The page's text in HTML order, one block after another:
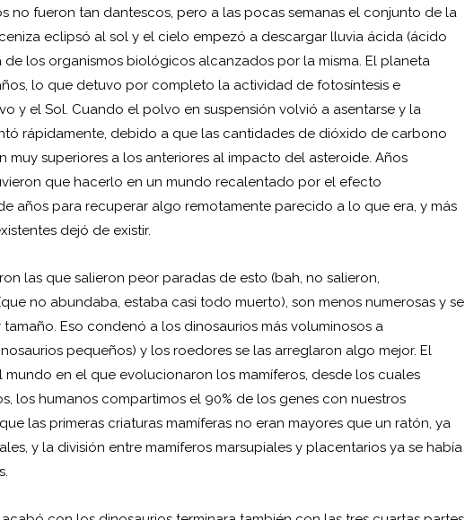
no fueron tan dantescos, pero a las pocas semanas el conjunto de la
eclipsó al sol y el cielo empezó a descargar lluvia ácida (ácido
los organismos biológicos alcanzados por la misma. El planeta
lo que detuvo por completo la actividad de fotosíntesis e
y el Sol. Cuando el polvo en suspensión volvió a asentarse y la
rápidamente, debido a que las cantidades de dióxido de carbono
muy superiores a los anteriores al impacto del asteroide. Años
que hacerlo en un mundo recalentado por el efecto
años para recuperar algo remotamente parecido a lo que era, y más
dejó de existir.
las que salieron peor paradas de esto (bah, no salieron,
no abundaba, estaba casi todo muerto), son menos numerosas y se
Eso condenó a los dinosaurios más voluminosos a
pequeños) y los roedores se las arreglaron algo mejor. El
en el que evolucionaron los mamíferos, desde los cuales
los humanos compartimos el 90% de los genes con nuestros
las primeras criaturas mamíferas no eran mayores que un ratón, ya
y la división entre mamíferos marsupiales y placentarios ya se había